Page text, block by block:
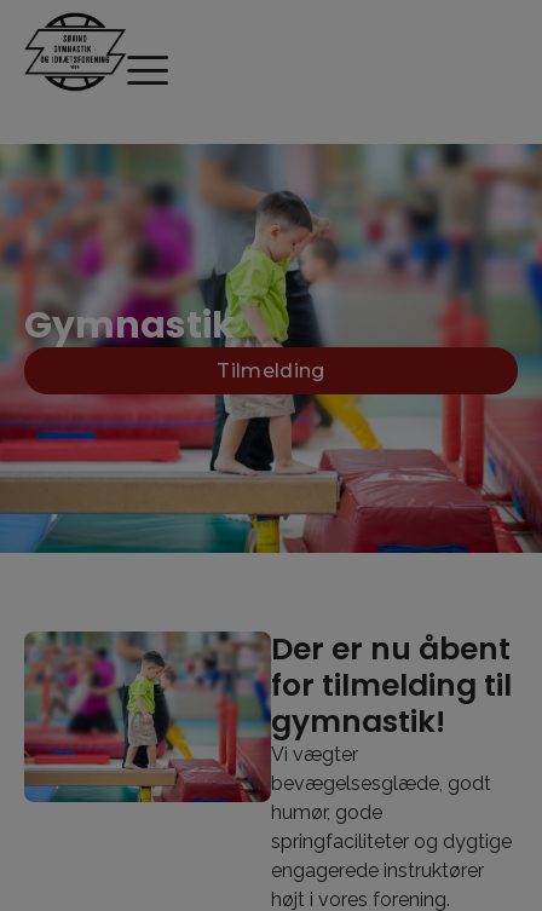
Gymnastik
Tilmelding
Der er nu åbent
for tilmelding til
gymnastik!
Vi vægter
bevægelsesglæde, godt
humør, gode
springfaciliteter og dygtige
engagerede instruktører
højt i vores forening.